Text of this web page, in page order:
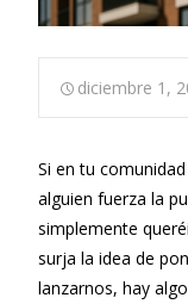
diciembre 1,
Si en tu
alguien fuerza la
simplemente
surja la idea de
lanzarnos, hay